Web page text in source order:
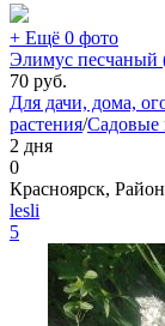
+ Ещё 0 фото
Элимус песчаный
70 руб.
Для дачи, дома,
растения/Садовые
2 дня
0
Красноярск,
lesli
5